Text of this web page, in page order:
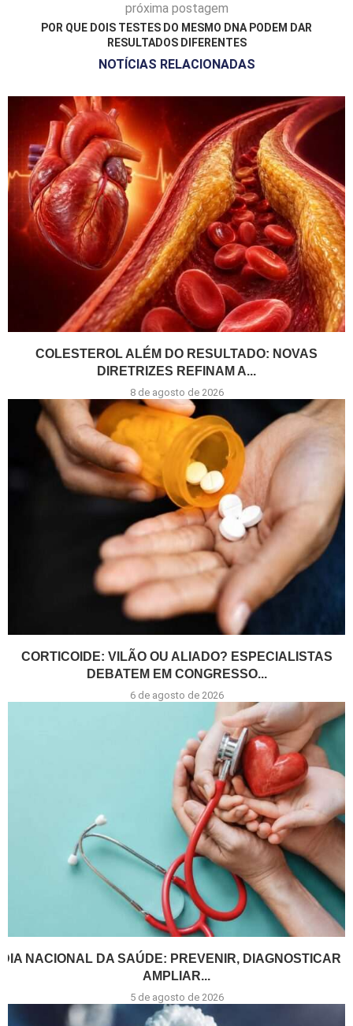
próxima postagem
POR QUE DOIS TESTES DO MESMO DNA PODEM DAR
RESULTADOS DIFERENTES
NOTÍCIAS RELACIONADAS
COLESTEROL ALÉM DO RESULTADO: NOVAS
DIRETRIZES REFINAM A...
8 de agosto de 2026
CORTICOIDE: VILÃO OU ALIADO? ESPECIALISTAS
DEBATEM EM CONGRESSO...
6 de agosto de 2026
DIA NACIONAL DA SAÚDE: PREVENIR, DIAGNOSTICAR E
AMPLIAR...
5 de agosto de 2026